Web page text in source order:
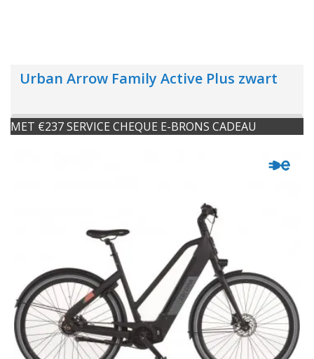
Urban Arrow Family Active Plus zwart
MET €237 SERVICE CHEQUE E-BRONS CADEAU